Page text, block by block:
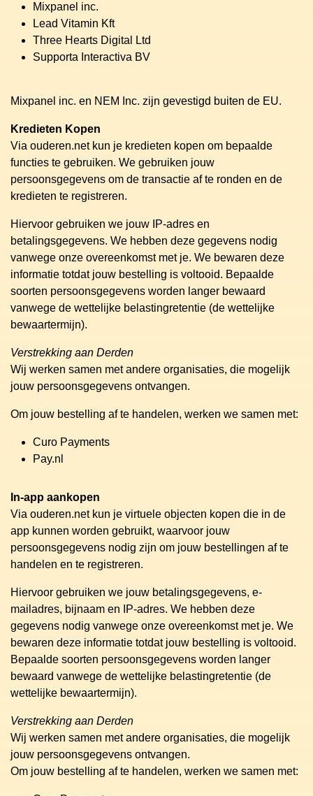
Mixpanel inc.
Lead Vitamin Kft
Three Hearts Digital Ltd
Supporta Interactiva BV
Mixpanel inc. en NEM Inc. zijn gevestigd buiten de EU.
Kredieten Kopen
Via ouderen.net kun je kredieten kopen om bepaalde
functies te gebruiken. We gebruiken jouw
persoonsgegevens om de transactie af te ronden en de
kredieten te registreren.
Hiervoor gebruiken we jouw IP-adres en
betalingsgegevens. We hebben deze gegevens nodig
vanwege onze overeenkomst met je. We bewaren deze
informatie totdat jouw bestelling is voltooid. Bepaalde
soorten persoonsgegevens worden langer bewaard
vanwege de wettelijke belastingretentie (de wettelijke
bewaartermijn).
Verstrekking aan Derden
Wij werken samen met andere organisaties, die mogelijk
jouw persoonsgegevens ontvangen.
Om jouw bestelling af te handelen, werken we samen met:
Curo Payments
Pay.nl
In-app aankopen
Via ouderen.net kun je virtuele objecten kopen die in de
app kunnen worden gebruikt, waarvoor jouw
persoonsgegevens nodig zijn om jouw bestellingen af te
handelen en te registreren.
Hiervoor gebruiken we jouw betalingsgegevens, e-
mailadres, bijnaam en IP-adres. We hebben deze
gegevens nodig vanwege onze overeenkomst met je. We
bewaren deze informatie totdat jouw bestelling is voltooid.
Bepaalde soorten persoonsgegevens worden langer
bewaard vanwege de wettelijke belastingretentie (de
wettelijke bewaartermijn).
Verstrekking aan Derden
Wij werken samen met andere organisaties, die mogelijk
jouw persoonsgegevens ontvangen.
Om jouw bestelling af te handelen, werken we samen met: